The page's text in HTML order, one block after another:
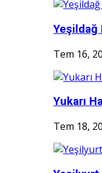
Yeşildağ
Tem 16,
Yukarı
Tem 18,